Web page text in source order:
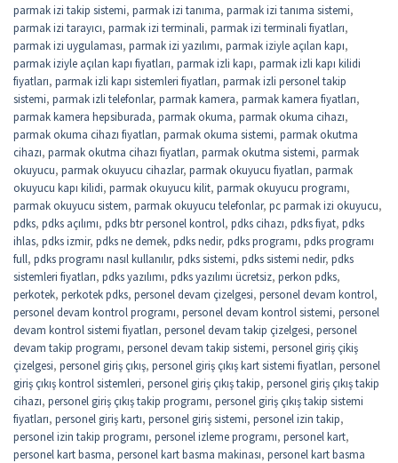
parmak izi takip sistemi, parmak izi tanıma, parmak izi tanıma sistemi,
parmak izi tarayıcı, parmak izi terminali, parmak izi terminali fiyatları,
parmak izi uygulaması, parmak izi yazılımı, parmak iziyle açılan kapı,
parmak iziyle açılan kapı fiyatları, parmak izli kapı, parmak izli kapı kilidi
fiyatları, parmak izli kapı sistemleri fiyatları, parmak izli personel takip
sistemi, parmak izli telefonlar, parmak kamera, parmak kamera fiyatları,
parmak kamera hepsiburada, parmak okuma, parmak okuma cihazı,
parmak okuma cihazı fiyatları, parmak okuma sistemi, parmak okutma
cihazı, parmak okutma cihazı fiyatları, parmak okutma sistemi, parmak
okuyucu, parmak okuyucu cihazlar, parmak okuyucu fiyatları, parmak
okuyucu kapı kilidi, parmak okuyucu kilit, parmak okuyucu programı,
parmak okuyucu sistem, parmak okuyucu telefonlar, pc parmak izi okuyucu,
pdks, pdks açılımı, pdks btr personel kontrol, pdks cihazı, pdks fiyat, pdks
ihlas, pdks izmir, pdks ne demek, pdks nedir, pdks programı, pdks programı
full, pdks programı nasıl kullanılır, pdks sistemi, pdks sistemi nedir, pdks
sistemleri fiyatları, pdks yazılımı, pdks yazılımı ücretsiz, perkon pdks,
perkotek, perkotek pdks, personel devam çizelgesi, personel devam kontrol,
personel devam kontrol programı, personel devam kontrol sistemi, personel
devam kontrol sistemi fiyatları, personel devam takip çizelgesi, personel
devam takip programı, personel devam takip sistemi, personel giriş çikiş
çizelgesi, personel giriş çıkış, personel giriş çıkış kart sistemi fiyatları, personel
giriş çıkış kontrol sistemleri, personel giriş çıkış takip, personel giriş çıkış takip
cihazı, personel giriş çıkış takip programı, personel giriş çıkış takip sistemi
fiyatları, personel giriş kartı, personel giriş sistemi, personel izin takip,
personel izin takip programı, personel izleme programı, personel kart,
personel kart basma, personel kart basma makinası, personel kart basma